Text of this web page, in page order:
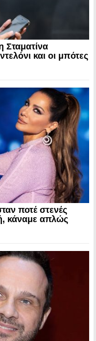
Σταματίνα
και οι μπότες
ποτέ στενές
κάναμε απλώς